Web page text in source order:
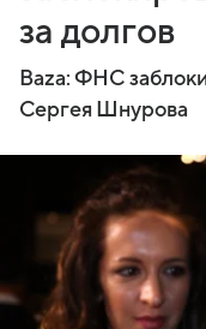
за долгов
Baza: ФНС
Сергея Шнурова